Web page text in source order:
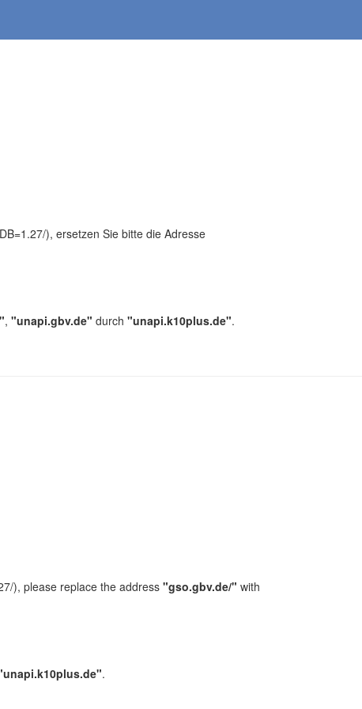
), ersetzen Sie bitte die Adresse
, "unapi.gbv.de" durch "unapi.k10plus.de".
), please replace the address "gso.gbv.de/" with
.